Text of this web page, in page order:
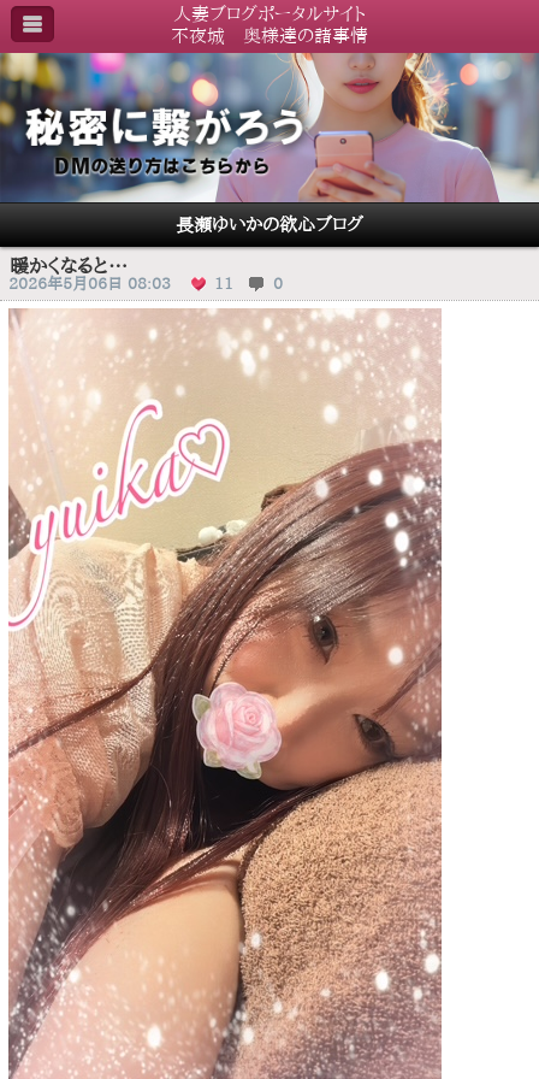
人妻ブログポータルサイト
不夜城 奥様達の諸事情
長瀬ゆいかの欲心ブログ
暖かくなると…
2026年5月06日 08:03 11 0